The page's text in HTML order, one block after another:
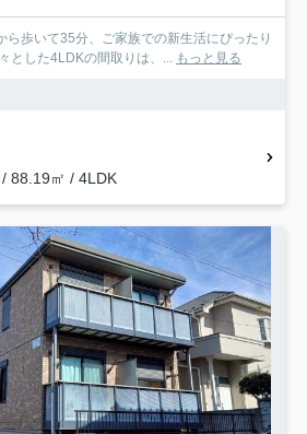
ら歩いて35分、ご家族での新生活にぴったり
のご紹介です。 広々とした4LDKの間取りは、... もっと見る
88.19㎡ / 4LDK